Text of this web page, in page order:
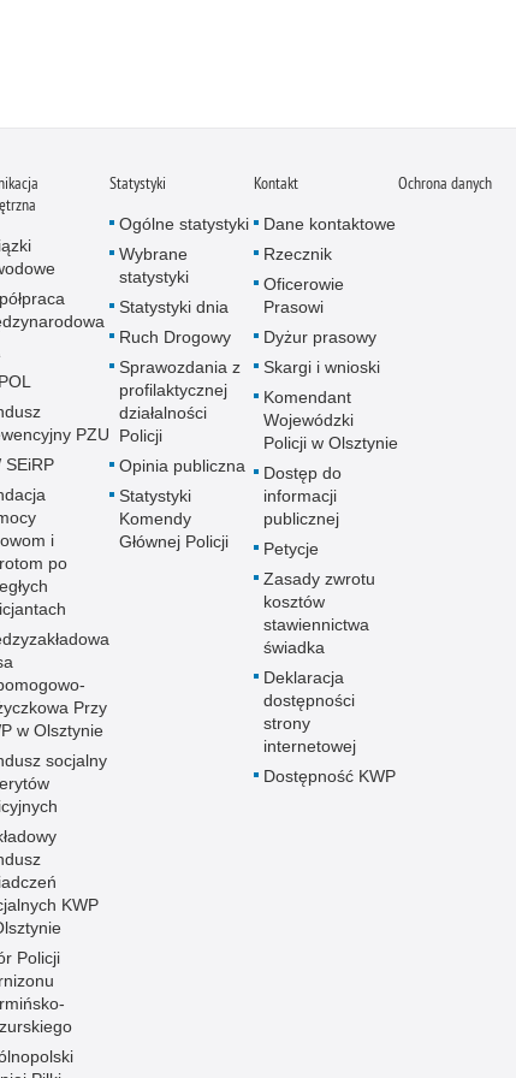
PZU
SEiRP
i
po
Przy
w Olsztynie
socjalny
KWP
Policji
Statystyki
Ogólne statystyki
Wybrane
statystyki
Statystyki dnia
Ruch Drogowy
Sprawozdania z
profilaktycznej
działalności
Policji
Opinia publiczna
Statystyki
Komendy
Głównej Policji
Kontakt
Dane kontaktowe
Rzecznik
Oficerowie
Prasowi
Dyżur prasowy
Skargi i wnioski
Komendant
Wojewódzki
Policji w Olsztynie
Dostęp do
informacji
publicznej
Petycje
Zasady zwrotu
kosztów
stawiennictwa
świadka
Deklaracja
dostępności
strony
internetowej
Dostępność KWP
Ochrona danych